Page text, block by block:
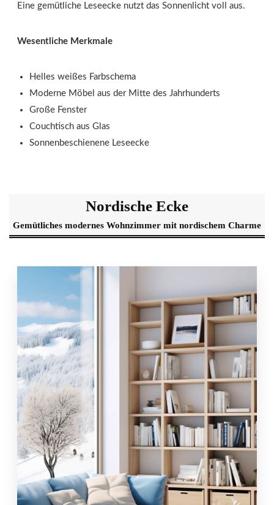
Eine gemütliche Leseecke nutzt das Sonnenlicht voll aus.
Wesentliche Merkmale
Helles weißes Farbschema
Moderne Möbel aus der Mitte des Jahrhunderts
Große Fenster
Couchtisch aus Glas
Sonnenbeschienene Leseecke
Nordische Ecke
Gemütliches modernes Wohnzimmer mit nordischem Charme